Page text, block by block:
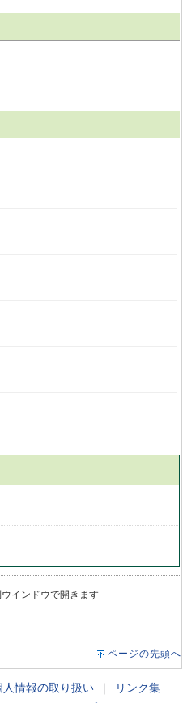
インドウで開きます
ページの先頭へ
人情報の取り扱い
リンク集